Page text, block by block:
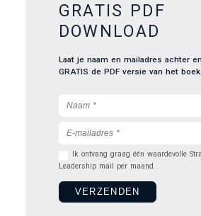
GRATIS PDF
DOWNLOAD
Laat je naam en mailadres achter
GRATIS de PDF versie van het boek.
Ik ontvang graag één waardevolle
Leadership mail per maand.